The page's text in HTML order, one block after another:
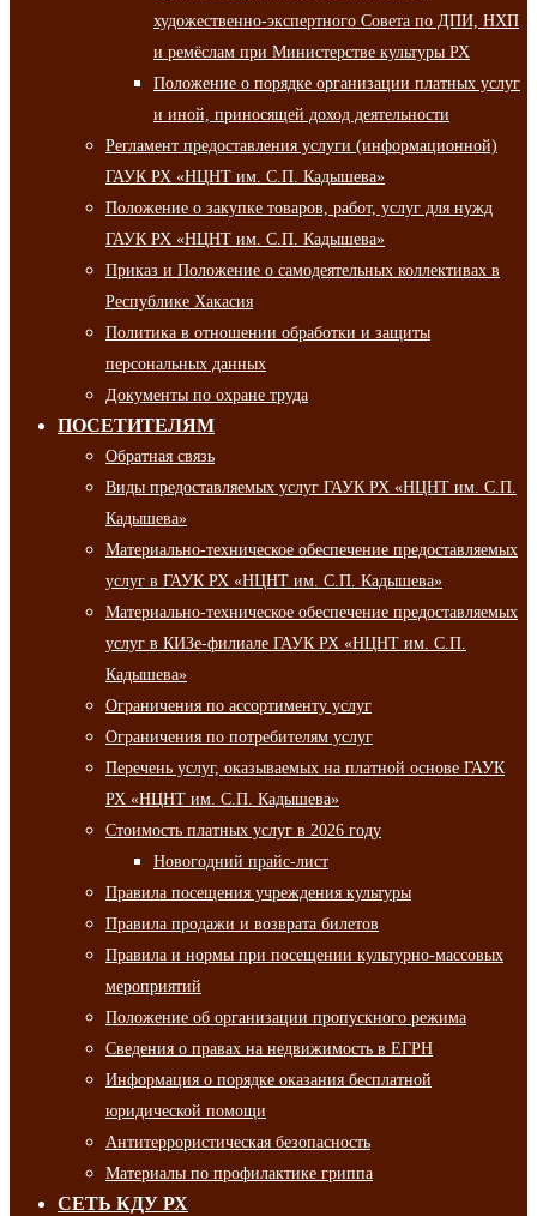
художественно-экспертного Совета по ДПИ, НХП
и ремёслам при Министерстве культуры РХ
Положение о порядке организации платных услуг
и иной, приносящей доход деятельности
Регламент предоставления услуги (информационной)
ГАУК РХ «НЦНТ им. С.П. Кадышева»
Положение о закупке товаров, работ, услуг для нужд
ГАУК РХ «НЦНТ им. С.П. Кадышева»
Приказ и Положение о самодеятельных коллективах в
Республике Хакасия
Политика в отношении обработки и защиты
персональных данных
Документы по охране труда
ПОСЕТИТЕЛЯМ
Обратная связь
Виды предоставляемых услуг ГАУК РХ «НЦНТ им. С.П.
Кадышева»
Материально-техническое обеспечение предоставляемых
услуг в ГАУК РХ «НЦНТ им. С.П. Кадышева»
Материально-техническое обеспечение предоставляемых
услуг в КИЗе-филиале ГАУК РХ «НЦНТ им. С.П.
Кадышева»
Ограничения по ассортименту услуг
Ограничения по потребителям услуг
Перечень услуг, оказываемых на платной основе ГАУК
РХ «НЦНТ им. С.П. Кадышева»
Стоимость платных услуг в 2026 году
Новогодний прайс-лист
Правила посещения учреждения культуры
Правила продажи и возврата билетов
Правила и нормы при посещении культурно-массовых
мероприятий
Положение об организации пропускного режима
Сведения о правах на недвижимость в ЕГРН
Информация о порядке оказания бесплатной
юридической помощи
Антитеррористическая безопасность
Материалы по профилактике гриппа
СЕТЬ КДУ РХ